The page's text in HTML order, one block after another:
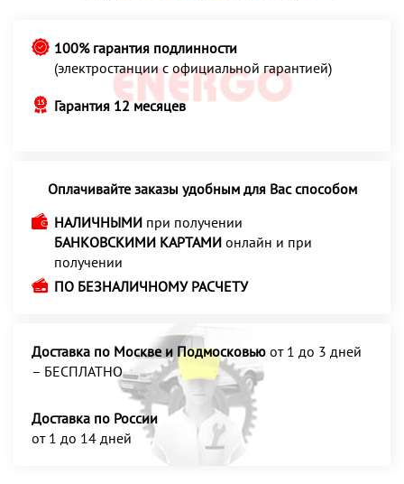
100% гарантия подлинности
(электростанции с официальной гарантией)
Гарантия 12 месяцев
Оплачивайте заказы удобным для Вас способом
НАЛИЧНЫМИ при получении
БАНКОВСКИМИ КАРТАМИ онлайн и при
получении
ПО БЕЗНАЛИЧНОМУ РАСЧЕТУ
Доставка по Москве и Подмосковью от 1 до 3 дней
– БЕСПЛАТНО
Доставка по России
от 1 до 14 дней